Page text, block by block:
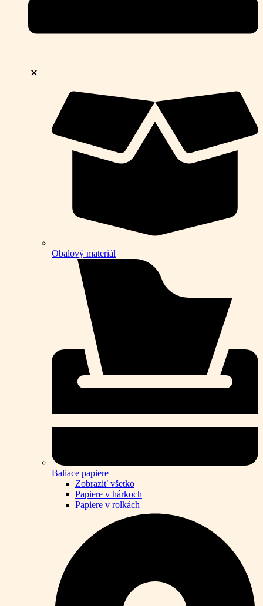
Obalový materiál
Baliace papiere
Zobraziť všetko
Papiere v hárkoch
Papiere v rolkách